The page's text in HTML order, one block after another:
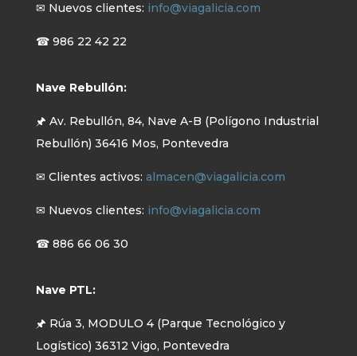
✉ Nuevos clientes: info@viagalicia.com
☎ 986 22 42 22
Nave Rebullón:
🖈 Av. Rebullón, 84, Nave A-B (Polígono Industrial
Rebullón) 36416 Mos, Pontevedra
✉ Clientes activos: almacen@viagalicia.com
✉ Nuevos clientes: info@viagalicia.com
☎ 886 66 06 30
Nave PTL:
🖈 Rúa 3, MODULO 4 (Parque Tecnológico y
Logístico) 36312 Vigo, Pontevedra